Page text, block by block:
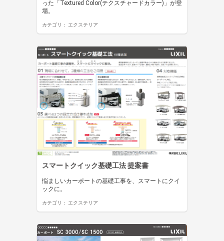
った「Textured Color(テクスチャードカラー)」が登
場。
カテゴリ： エクステリア
スマートクイック基礎工法 提案書
悩ましいカーポートの基礎工事を、スマートにクイ
ックに。
カテゴリ： エクステリア